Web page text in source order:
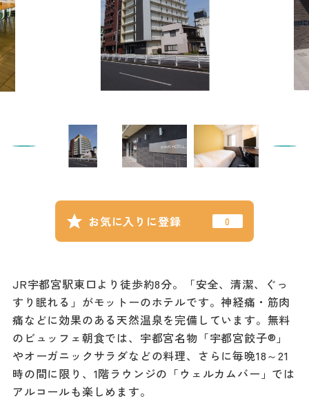
お気に入りに登録
JR宇都宮駅東口より徒歩約8分。「安全、清潔、ぐっ
すり眠れる」がモットーのホテルです。神経痛・筋肉
痛などに効果のある天然温泉を完備しています。無料
のビュッフェ朝食では、宇都宮名物「宇都宮餃子®」
やオーガニックサラダなどの料理、さらに毎晩18～21
時の間に限り、1階ラウンジの「ウェルカムバー」では
アルコールも楽しめます。
宇都宮市民ライター
市民がおすすめ！餃
お得なチケット
撮影支援・
MICE
ッション
Languag
e
フォトダウン
ロード
パンフレット
ダウンロード
お問い合わせ